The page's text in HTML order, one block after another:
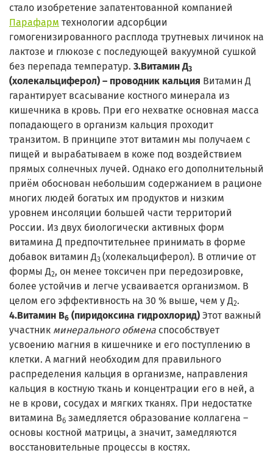
стало изобретение запатентованной компанией
Парафарм технологии адсорбции
гомогенизированного расплода трутневых личинок на
лактозе и глюкозе с последующей вакуумной сушкой
без перепада температур. 3.Витамин Д3
(холекальциферол) – проводник кальция Витамин Д
гарантирует всасывание костного минерала из
кишечника в кровь. При его нехватке основная масса
попадающего в организм кальция проходит
транзитом. В принципе этот витамин мы получаем с
пищей и вырабатываем в коже под воздействием
прямых солнечных лучей. Однако его дополнительный
приём обоснован небольшим содержанием в рационе
многих людей богатых им продуктов и низким
уровнем инсоляции большей части территорий
России. Из двух биологически активных форм
витамина Д предпочтительнее принимать в форме
добавок витамин Д3 (холекальциферол). В отличие от
формы Д2, он менее токсичен при передозировке,
более устойчив и легче усваивается организмом. В
целом его эффективность на 30 % выше, чем у Д2.
4.Витамин В6 (пиридоксина гидрохлорид) Этот важный
участник минерального обмена способствует
усвоению магния в кишечнике и его поступлению в
клетки. А магний необходим для правильного
распределения кальция в организме, направления
кальция в костную ткань и концентрации его в ней, а
не в крови, сосудах и мягких тканях. При недостатке
витамина В6 замедляется образование коллагена –
основы костной матрицы, а значит, замедляются
восстановительные процессы в костях.